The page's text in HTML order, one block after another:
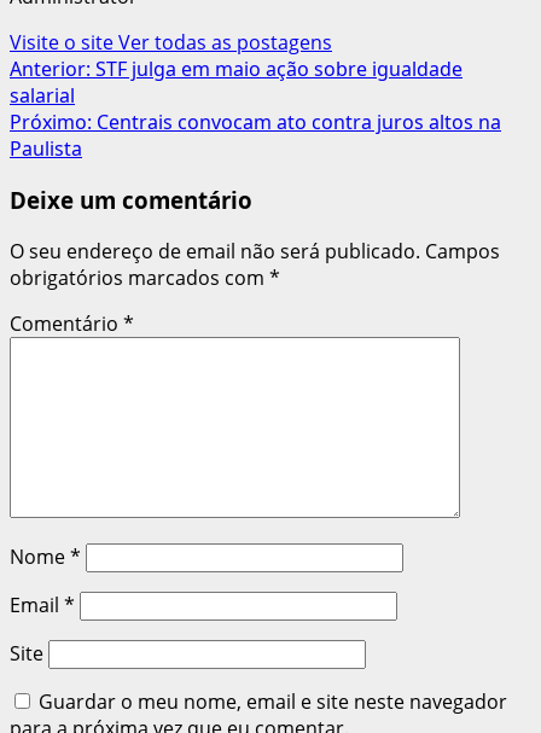
Visite o siteVer todas as postagens
Navegação
de
artigos
Anterior: STF julga em maio ação sobre igualdade
salarial
Próximo: Centrais convocam ato contra juros altos na
Paulista
Deixe um comentário
O seu endereço de email não será publicado. Campos
obrigatórios marcados com *
Comentário *
Nome*
Email *
Site
Guardar o meu nome, email e site neste navegador
para a próxima vez que eu comentar.